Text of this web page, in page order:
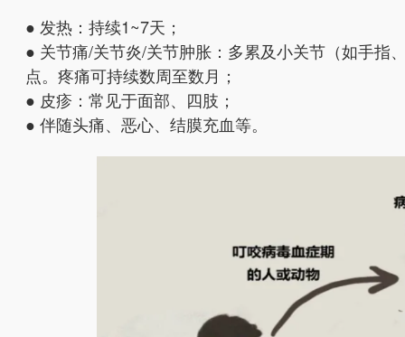
● 发热：持续1~7天；
● 关节痛/关节炎/关节肿胀：多累及小关节（如手指
点。疼痛可持续数周至数月；
● 皮疹：常见于面部、四肢；
● 伴随头痛、恶心、结膜充血等。